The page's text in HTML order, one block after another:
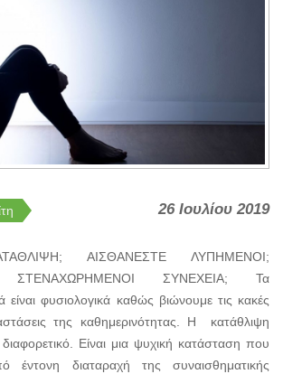
26 Ιουλίου 2019
ΑΙΣΘΑΝΕΣΤΕ ΛΥΠΗΜΕΝΟΙ;
ΣΤΕΝΑΧΩΡΗΜΕΝΟΙ ΣΥΝΕΧΕΙΑ; Τα
είναι φυσιολογικά καθώς βιώνουμε τις κακές
της καθημερινότητας. Η κατάθλιψη
Είναι μια ψυχική κατάσταση που
έντονη διαταραχή της συναισθηματικής